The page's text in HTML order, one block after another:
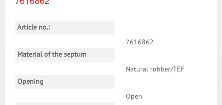
Article no.:
7616862
Material of the septum
Natural rubber/TEF
Opening
Open